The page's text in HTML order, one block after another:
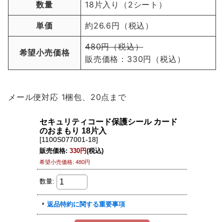
数量 18片入り（2シート）
単価 約26.6円（税込）
希望小売価格
480円（税込）
販売価格：330円（税込）
メール便対応 1梱包、20点まで